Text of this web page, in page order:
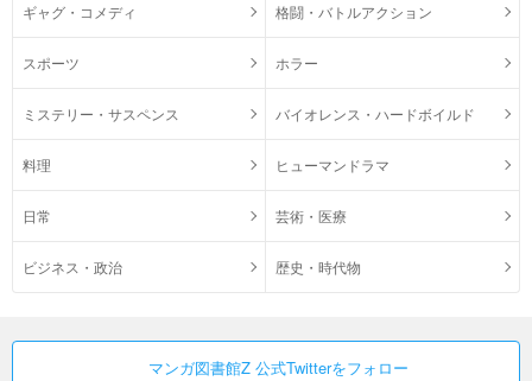
ギャグ・コメディ 格闘・バトルアクション
スポーツ ホラー
ミステリー・サスペンス バイオレンス・ハードボイルド
料理 ヒューマンドラマ
日常 芸術・医療
ビジネス・政治 歴史・時代物
マンガ図書館Z 公式Twitterをフォロー